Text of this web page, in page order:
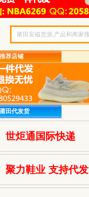
推荐店铺
莆田代发货
世炬通国际快递
聚力鞋业 支持代发